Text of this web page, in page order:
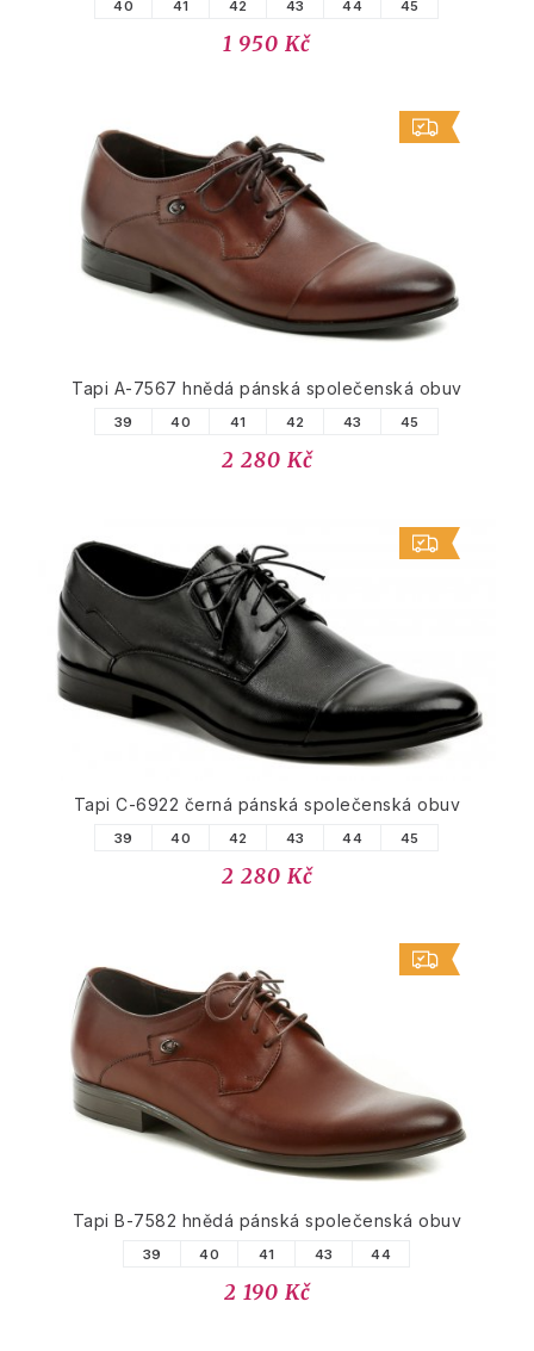
40 41 42 43 44 45
1 950 Kč
Tapi A-7567 hnědá pánská společenská obuv
39 40 41 42 43 45
2 280 Kč
Tapi C-6922 černá pánská společenská obuv
39 40 42 43 44 45
2 280 Kč
Tapi B-7582 hnědá pánská společenská obuv
39 40 41 43 44
2 190 Kč